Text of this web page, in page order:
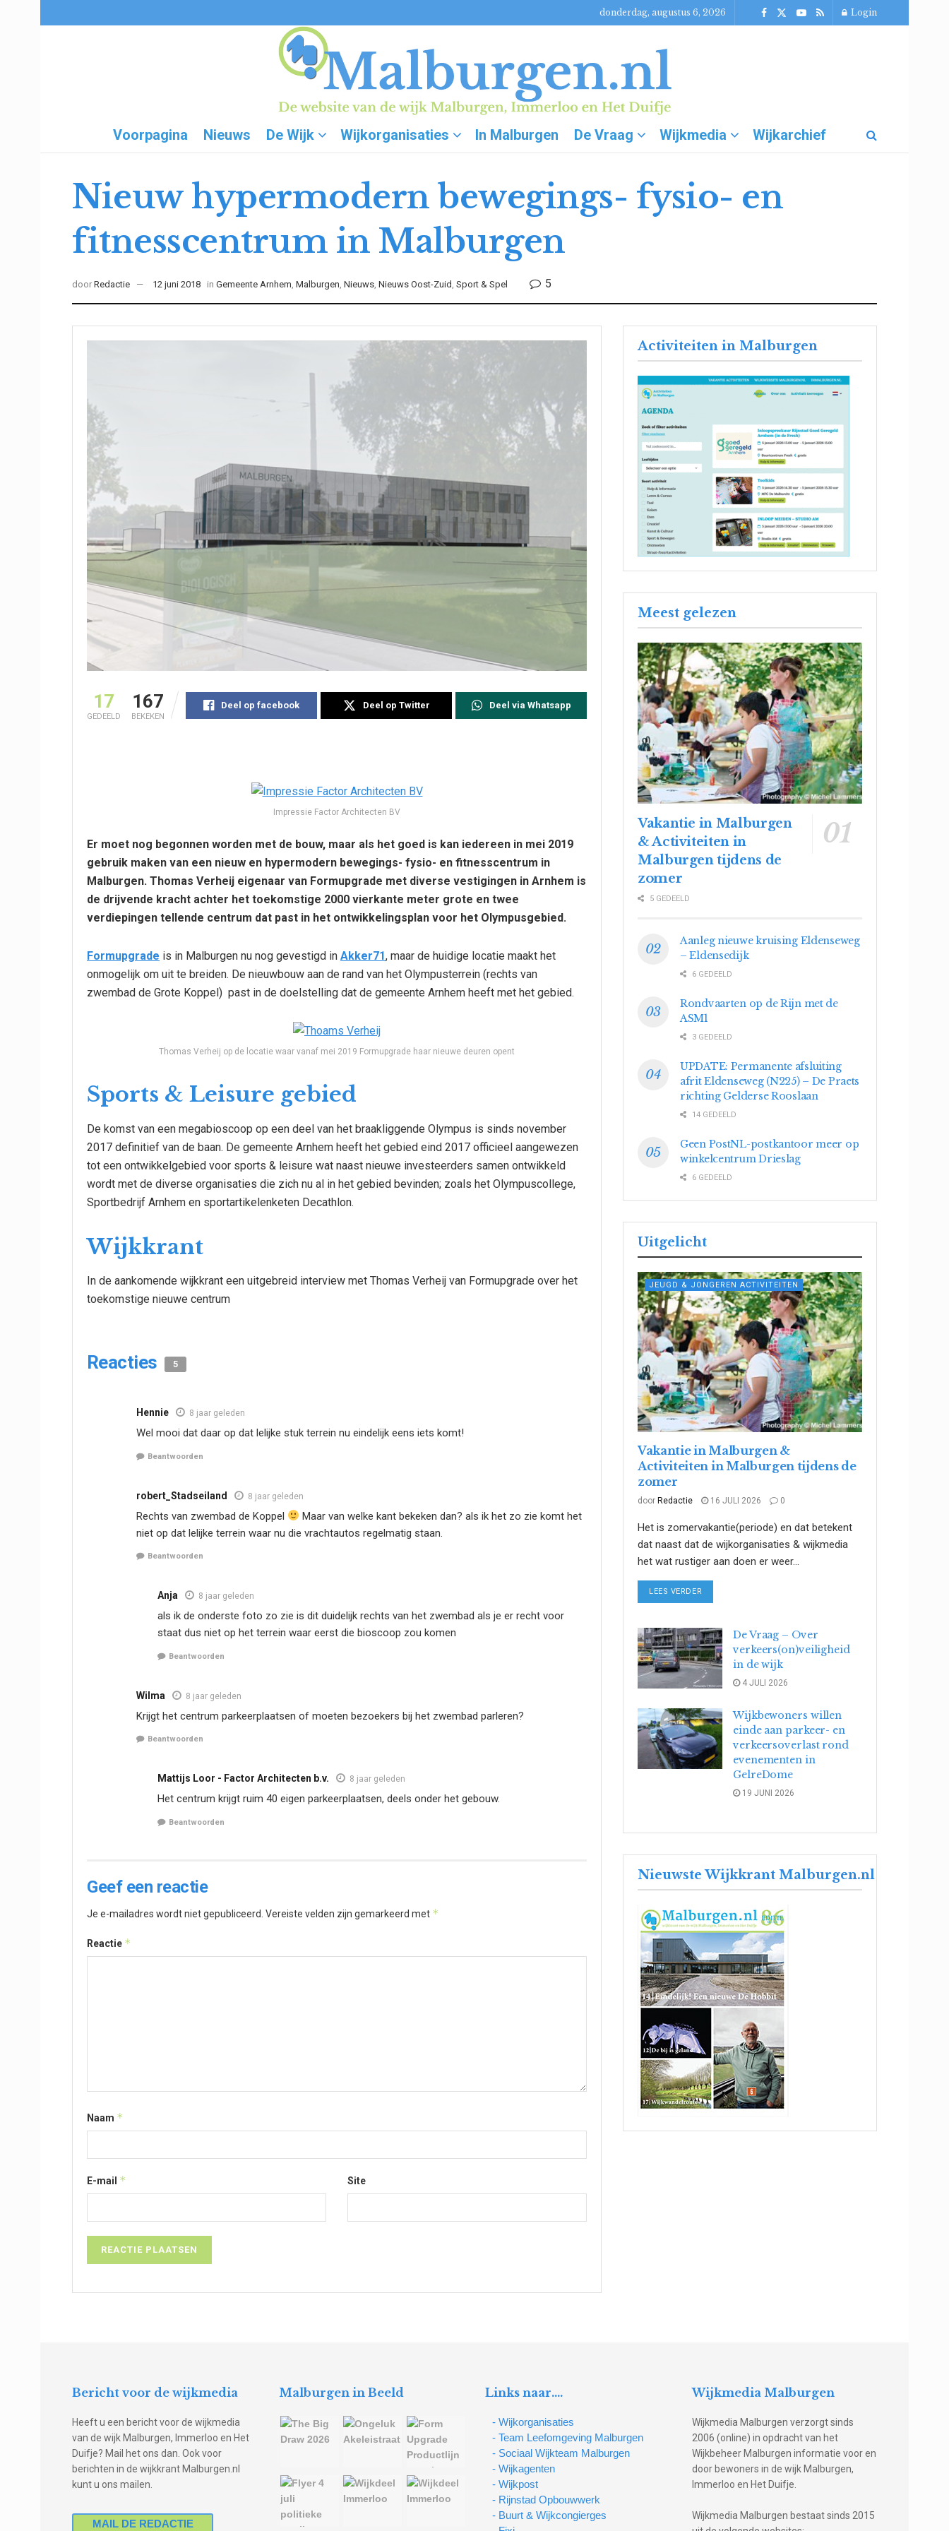
donderdag, augustus 6, 2026 Login
Voorpagina Nieuws De Wijk Wijkorganisaties In Malburgen De Vraag Wijkmedia Wijkarchief
Nieuw hypermodern bewegings- fysio- en
fitnesscentrum in Malburgen
door Redactie 12 juni 2018 in Gemeente Arnhem, Malburgen, Nieuws, Nieuws Oost-Zuid , Sport & Spel 5
17
GEDEELD
167
BEKEKEN
Deel op facebook Deel op Twitter Deel via Whatsapp
Impressie Factor Architecten BV
Er moet nog begonnen worden met de bouw, maar als het goed is kan iedereen in mei 2019
gebruik maken van een nieuw en hypermodern bewegings- fysio- en fitnesscentrum in
Malburgen. Thomas Verheij eigenaar van Formupgrade met diverse vestigingen in Arnhem is
de drijvende kracht achter het toekomstige 2000 vierkante meter grote en twee
verdiepingen tellende centrum dat past in het ontwikkelingsplan voor het Olympusgebied.
Formupgrade is in Malburgen nu nog gevestigd in Akker71, maar de huidige locatie maakt het
onmogelijk om uit te breiden. De nieuwbouw aan de rand van het Olympusterrein (rechts van
zwembad de Grote Koppel) past in de doelstelling dat de gemeente Arnhem heeft met het gebied.
Thomas Verheij op de locatie waar vanaf mei 2019 Formupgrade haar nieuwe deuren opent
Sports & Leisure gebied
De komst van een megabioscoop op een deel van het braakliggende Olympus is sinds november
2017 definitief van de baan. De gemeente Arnhem heeft het gebied eind 2017 officieel aangewezen
tot een ontwikkelgebied voor sports & leisure wat naast nieuwe investeerders samen ontwikkeld
wordt met de diverse organisaties die zich nu al in het gebied bevinden; zoals het Olympuscollege,
Sportbedrijf Arnhem en sportartikelenketen Decathlon.
Wijkkrant
In de aankomende wijkkrant een uitgebreid interview met Thomas Verheij van Formupgrade over het
toekomstige nieuwe centrum
Reacties 5
Hennie 8 jaar geleden
Wel mooi dat daar op dat lelijke stuk terrein nu eindelijk eens iets komt!
Beantwoorden
robert_Stadseiland 8 jaar geleden
Rechts van zwembad de Koppel
Maar van welke kant bekeken dan? als ik het zo zie komt het
niet op dat lelijke terrein waar nu die vrachtautos regelmatig staan.
Beantwoorden
Anja 8 jaar geleden
als ik de onderste foto zo zie is dit duidelijk rechts van het zwembad als je er recht voor
staat dus niet op het terrein waar eerst die bioscoop zou komen
Beantwoorden
Wilma 8 jaar geleden
Krijgt het centrum parkeerplaatsen of moeten bezoekers bij het zwembad parleren?
Beantwoorden
Mattijs Loor - Factor Architecten b.v. 8 jaar geleden
Het centrum krijgt ruim 40 eigen parkeerplaatsen, deels onder het gebouw.
Beantwoorden
Geef een reactie
Je e-mailadres wordt niet gepubliceerd. Vereiste velden zijn gemarkeerd met *
Reactie *
Naam *
E-mail * Site
Activiteiten in Malburgen
Meest gelezen
Vakantie in Malburgen
& Activiteiten in
Malburgen tijdens de
zomer
5 GEDEELD
Aanleg nieuwe kruising Eldenseweg
– Eldensedijk
6 GEDEELD
Rondvaarten op de Rijn met de
ASM1
3 GEDEELD
UPDATE: Permanente afsluiting
afrit Eldenseweg (N225) – De Praets
richting Gelderse Rooslaan
14 GEDEELD
Geen PostNL-postkantoor meer op
winkelcentrum Drieslag
6 GEDEELD
Uitgelicht
JEUGD & JONGEREN ACTIVITEITEN
Vakantie in Malburgen &
Activiteiten in Malburgen tijdens de
zomer
door Redactie 16 JULI 2026 0
Het is zomervakantie(periode) en dat betekent
dat naast dat de wijkorganisaties & wijkmedia
het wat rustiger aan doen er weer...
LEES VERDER
De Vraag – Over
verkeers(on)veiligheid
in de wijk
4 JULI 2026
Wijkbewoners willen
einde aan parkeer- en
verkeersoverlast rond
evenementen in
GelreDome
19 JUNI 2026
Nieuwste Wijkkrant Malburgen.nl
Bericht voor de wijkmedia
Heeft u een bericht voor de wijkmedia
van de wijk Malburgen, Immerloo en Het
Duifje? Mail het ons dan. Ook voor
berichten in de wijkkrant Malburgen.nl
kunt u ons mailen.
MAIL DE REDACTIE
Malburgen in Beeld Links naar….
- Wijkorganisaties
- Team Leefomgeving Malburgen
- Sociaal Wijkteam Malburgen
- Wijkagenten
- Wijkpost
- Rijnstad Opbouwwerk
- Buurt & Wijkcongierges
Wijkmedia Malburgen
Wijkmedia Malburgen verzorgt sinds
2006 (online) in opdracht van het
Wijkbeheer Malburgen informatie voor en
door bewoners in de wijk Malburgen,
Immerloo en Het Duifje.
Wijkmedia Malburgen bestaat sinds 2015